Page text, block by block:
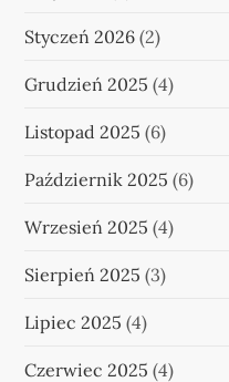
Styczeń 2026 (2)
Grudzień 2025 (4)
Listopad 2025 (6)
Październik 2025 (6)
Wrzesień 2025 (4)
Sierpień 2025 (3)
Lipiec 2025 (4)
Czerwiec 2025 (4)